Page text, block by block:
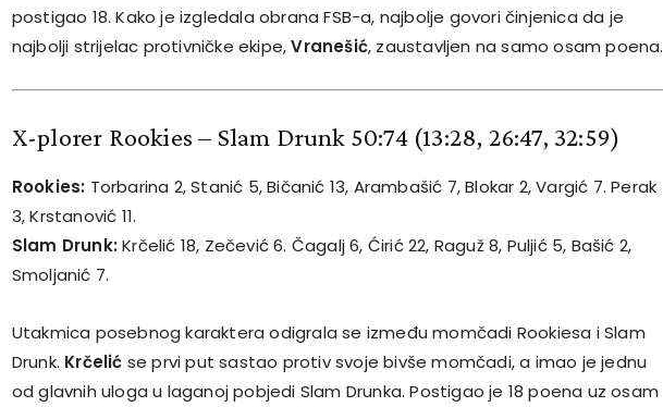
postigao 18. Kako je izgledala obrana FSB-a, najbolje govori činjenica da je
najbolji strijelac protivničke ekipe,Vranešić, zaustavljen na samo osam poena.
X-plorer Rookies – Slam Drunk 50:74 (13:28, 26:47, 32:59)
Rookies: Torbarina 2, Stanić 5, Bičanić 13, Arambašić 7, Blokar 2, Vargić 7. Perak
3, Krstanović 11.
Slam Drunk:Krčelić 18, Zečević 6. Čagalj 6, Ćirić 22, Raguž 8, Puljić 5, Bašić 2,
Smoljanić 7.
Utakmica posebnog karaktera odigrala se između momčadi Rookiesa i Slam
Drunk. Krčelić se prvi put sastao protiv svoje bivše momčadi, a imao je jednu
od glavnih uloga u laganoj pobjedi Slam Drunka. Postigao je 18 poena uz osam